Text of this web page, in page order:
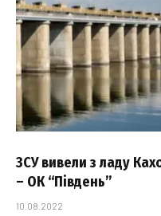
ЗСУ вивели з ладу
– ОК “Південь”
10.08.2022